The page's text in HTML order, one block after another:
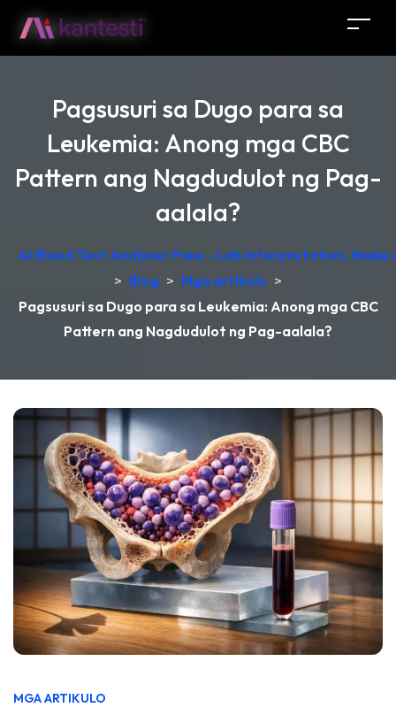
Pagsusuri sa Dugo para sa
Leukemia: Anong mga CBC
Pattern ang Nagdudulot ng Pag-
aalala?
AI Blood Test Analyzer Free – Lab Interpretation, Made
> Blog > Mga artikulo >
Pagsusuri sa Dugo para sa Leukemia: Anong mga CBC
Pattern ang Nagdudulot ng Pag-aalala?
MGA ARTIKULO